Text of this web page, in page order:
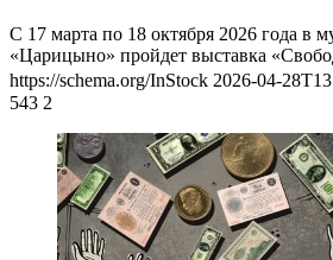
С 17 марта по 18 октября 2026 года в
«Царицыно» пройдет выставка
https://schema.org/InStock 2026-04-
543 2